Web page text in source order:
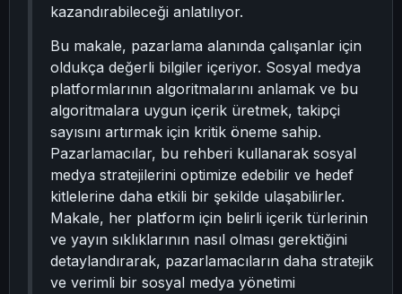
kazandırabileceği anlatılıyor.
Bu makale, pazarlama alanında çalışanlar için
oldukça değerli bilgiler içeriyor. Sosyal medya
platformlarının algoritmalarını anlamak ve bu
algoritmalara uygun içerik üretmek, takipçi
sayısını artırmak için kritik öneme sahip.
Pazarlamacılar, bu rehberi kullanarak sosyal
medya stratejilerini optimize edebilir ve hedef
kitlelerine daha etkili bir şekilde ulaşabilirler.
Makale, her platform için belirli içerik türlerinin
ve yayın sıklıklarının nasıl olması gerektiğini
detaylandırarak, pazarlamacıların daha stratejik
ve verimli bir sosyal medya yönetimi